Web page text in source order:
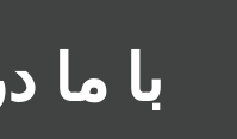
با ما